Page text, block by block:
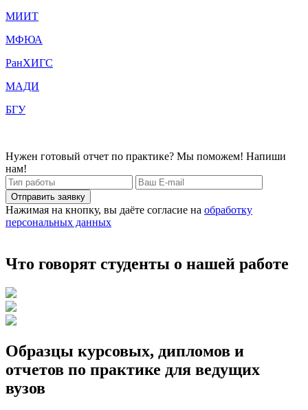
МИИТ
МФЮА
РанХИГС
МАДИ
БГУ
Нужен готовый отчет по практике? Мы поможем! Напиши
нам!
Отправить заявку
Нажимая на кнопку, вы даёте согласие на обработку
персональных данных
Что говорят студенты о нашей работе
Образцы курсовых, дипломов и
отчетов по практике для ведущих
вузов